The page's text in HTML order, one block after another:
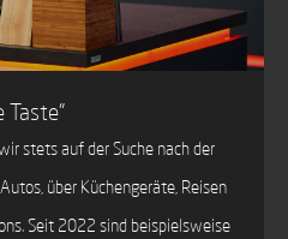
Taste"
stets auf der Suche nach der
über Küchengeräte, Reisen
Seit 2022 sind beispielsweise